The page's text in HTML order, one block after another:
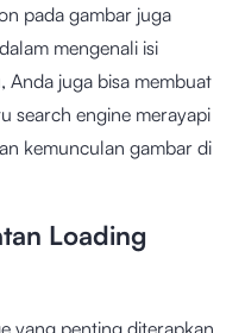
pada gambar juga
mengenali isi
Anda juga bisa membuat
search engine merayapi
kemunculan gambar di
Loading
yang penting diterapkan